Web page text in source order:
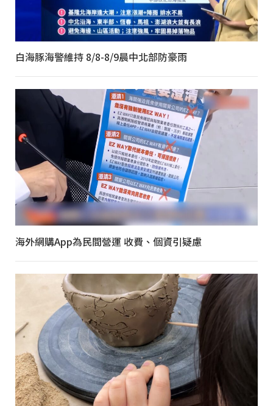
白海豚海警維持 8/8-8/9晨中北部防豪雨
海外網購App為民間營運 收費、個資引疑慮